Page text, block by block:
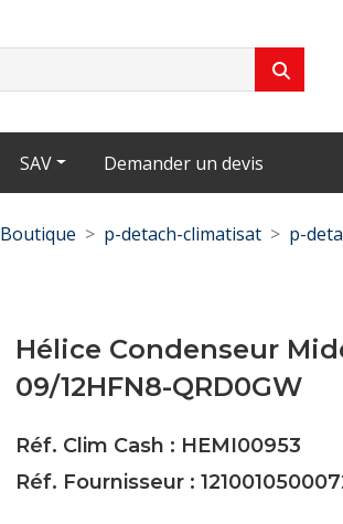
SAV Demander un devis
Boutique p-detach-climatisat p-
Hélice Condenseur
09/12HFN8-QRD0GW
Réf. Clim Cash : HEMI00953
Réf. Fournisseur :